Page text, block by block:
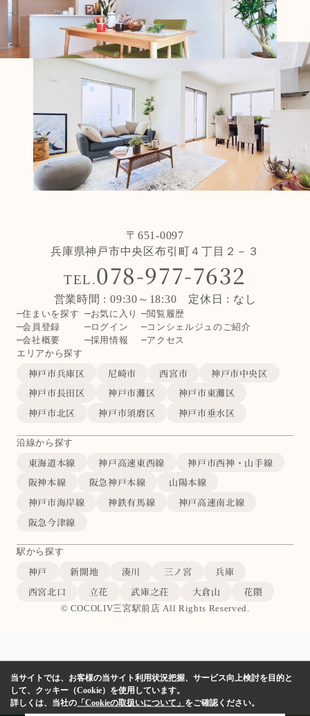
〒651-0097
兵庫県神戸市中央区布引町４丁目２－３
TEL.078-977-7632
営業時間 : 09:30～18:30 定休日 : なし
住まいを探す お気に入り
閲覧履歴
会員登録
ログイン
コンシェルジュのご紹介
会社概要
採用情報
アクセス
エリアから探す
神戸市兵庫区 尼崎市 西宮市
神戸市中央区
神戸市長田区
神戸市灘区
神戸市東灘区
神戸市北区
神戸市須磨区 神戸市垂水区
沿線から探す
東海道本線 神戸高速東西線
神戸市西神・山手線
阪神本線
阪急神戸本線
山陽本線
神戸市海岸線
神鉄有馬線
神戸高速南北線
阪急今津線
駅から探す
神戸 新開地 湊川 三ノ宮
兵庫
西宮北口
立花 武庫之荘 大倉山 花隈
© COCOLIV三宮駅前店 All Rights Reserved.
当サイトでは、お客様の当サイト利用状況把握、サービス向上検討を目的と
して、クッキー（Cookie）を使用しています。
詳しくは、当社の 「Cookieの取扱いについて」 をご確認ください。